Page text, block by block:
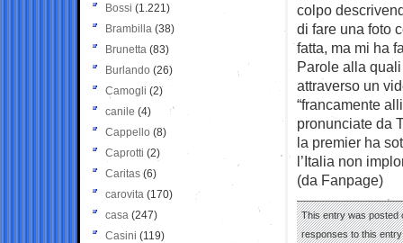
colpo
di fare una foto
fatta, ma mi ha
Parole alla
attraverso un
“francamente
pronunciate da
la premier ha
l’Italia non
(da Fanpage)
This entry was posted
responses to this
Bossi (1.221)
Brambilla (38)
Brunetta (83)
Burlando (26)
Camogli (2)
canile (4)
Cappello (8)
Caprotti (2)
Caritas (6)
carovita (170)
casa (247)
Casini (119)